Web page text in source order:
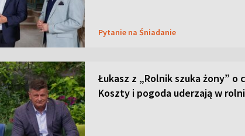
Pytanie na Śniadanie
Łukasz z „Rolnik szuka żony” o
Koszty i pogoda uderzają w